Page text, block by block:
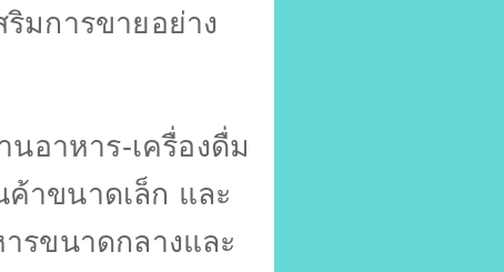
ริมการขายอย่าง
าหาร-เครื่องดื่ม
าขนาดเล็ก และ
รขนาดกลางและ